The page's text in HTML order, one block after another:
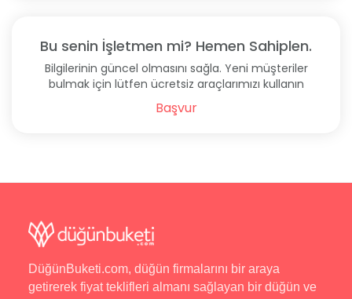
Bu senin İşletmen mi? Hemen Sahiplen.
Bilgilerinin güncel olmasını sağla. Yeni müşteriler
bulmak için lütfen ücretsiz araçlarımızı kullanın
Başvur
DüğünBuketi.com, düğün firmalarını bir araya
getirerek fiyat teklifleri almanı sağlayan bir düğün ve